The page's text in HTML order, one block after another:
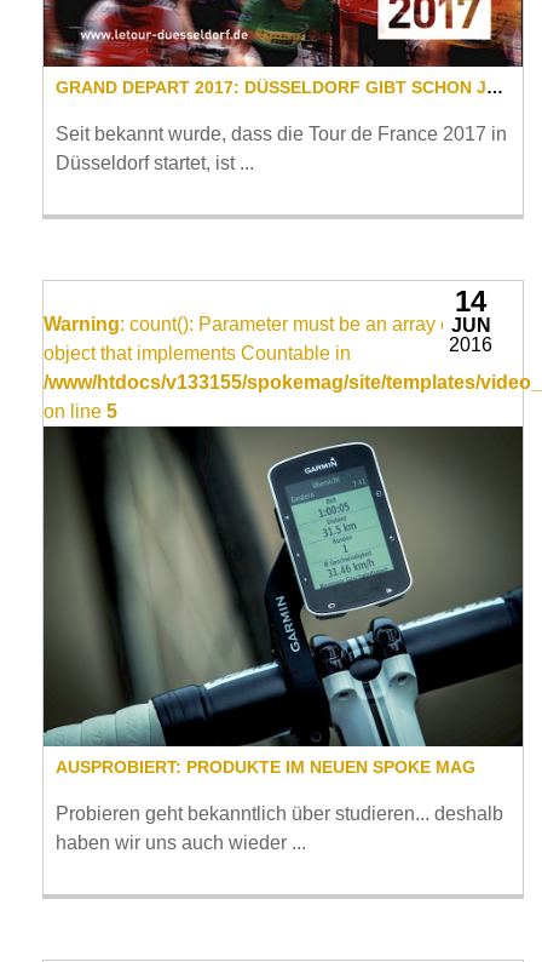
GRAND DEPART 2017: DÜSSELDORF GIBT SCHON JETZT GAS!
Seit bekannt wurde, dass die Tour de France 2017 in
Düsseldorf startet, ist ...
Warning: count(): Parameter must be an array or an
object that implements Countable in
/www/htdocs/v133155/spokemag/site/templates/
on line 5
AUSPROBIERT: PRODUKTE IM NEUEN SPOKE MAG
Probieren geht bekanntlich über studieren... deshalb
haben wir uns auch wieder ...
14
JUN
2016